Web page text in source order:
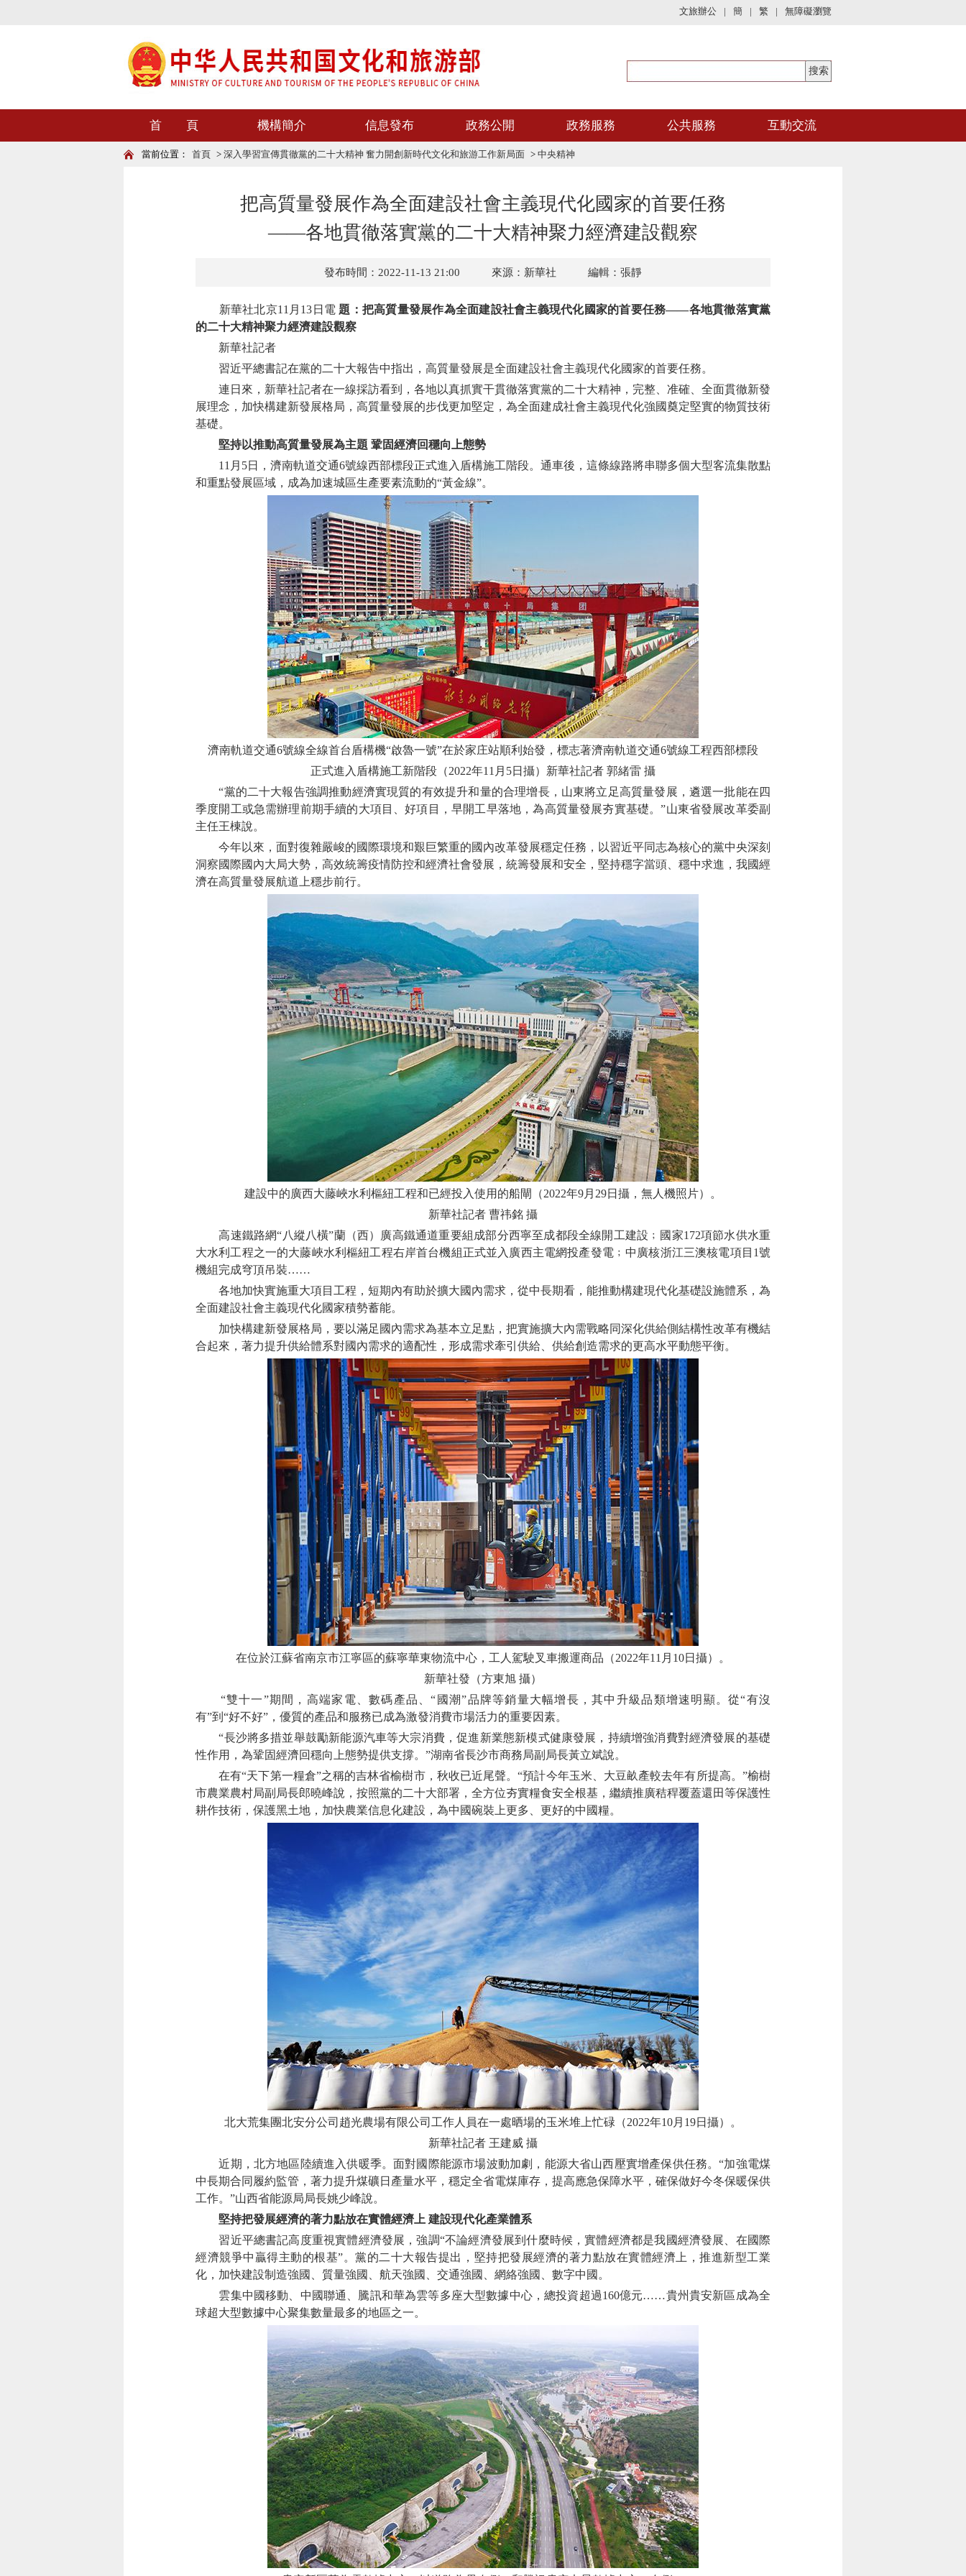
文旅辦公 | 簡 | 繁 | 無障礙瀏覽
首 頁 機構簡介 信息發布 政務公開 政務服務 公共服務 互動交流
當前位置： 首頁 > 深入學習宣傳貫徹黨的二十大精神 奮力開創新時代文化和旅游工作新局面 > 中央精神
把高質量發展作為全面建設社會主義現代化國家的首要任務
——各地貫徹落實黨的二十大精神聚力經濟建設觀察
發布時間：2022-11-13 21:00 來源：新華社 編輯：張靜
新華社北京11月13日電 題：把高質量發展作為全面建設社會主義現代化國家的首要任務——各地貫徹落實黨
的二十大精神聚力經濟建設觀察
新華社記者
習近平總書記在黨的二十大報告中指出，高質量發展是全面建設社會主義現代化國家的首要任務。
連日來，新華社記者在一線採訪看到，各地以真抓實干貫徹落實黨的二十大精神，完整、准確、全面貫徹新發
展理念，加快構建新發展格局，高質量發展的步伐更加堅定，為全面建成社會主義現代化強國奠定堅實的物質技術
基礎。
堅持以推動高質量發展為主題 鞏固經濟回穩向上態勢
11月5日，濟南軌道交通6號線西部標段正式進入盾構施工階段。通車後，這條線路將串聯多個大型客流集散點
和重點發展區域，成為加速城區生產要素流動的“黃金線”。
濟南軌道交通6號線全線首台盾構機“啟魯一號”在於家庄站順利始發，標志著濟南軌道交通6號線工程西部標段
正式進入盾構施工新階段（2022年11月5日攝）新華社記者 郭緒雷 攝
“黨的二十大報告強調推動經濟實現質的有效提升和量的合理增長，山東將立足高質量發展，遴選一批能在四
季度開工或急需辦理前期手續的大項目、好項目，早開工早落地，為高質量發展夯實基礎。”山東省發展改革委副
主任王棟說。
今年以來，面對復雜嚴峻的國際環境和艱巨繁重的國內改革發展穩定任務，以習近平同志為核心的黨中央深刻
洞察國際國內大局大勢，高效統籌疫情防控和經濟社會發展，統籌發展和安全，堅持穩字當頭、穩中求進，我國經
濟在高質量發展航道上穩步前行。
建設中的廣西大藤峽水利樞紐工程和已經投入使用的船閘（2022年9月29日攝，無人機照片）。
新華社記者 曹祎銘 攝
高速鐵路網“八縱八橫”蘭（西）廣高鐵通道重要組成部分西寧至成都段全線開工建設﹔國家172項節水供水重
大水利工程之一的大藤峽水利樞紐工程右岸首台機組正式並入廣西主電網投產發電﹔中廣核浙江三澳核電項目1號
機組完成穹頂吊裝……
各地加快實施重大項目工程，短期內有助於擴大國內需求，從中長期看，能推動構建現代化基礎設施體系，為
全面建設社會主義現代化國家積勢蓄能。
加快構建新發展格局，要以滿足國內需求為基本立足點，把實施擴大內需戰略同深化供給側結構性改革有機結
合起來，著力提升供給體系對國內需求的適配性，形成需求牽引供給、供給創造需求的更高水平動態平衡。
在位於江蘇省南京市江寧區的蘇寧華東物流中心，工人駕駛叉車搬運商品（2022年11月10日攝）。
新華社發（方東旭 攝）
“雙十一”期間，高端家電、數碼產品、“國潮”品牌等銷量大幅增長，其中升級品類增速明顯。從“有沒
有”到“好不好”，優質的產品和服務已成為激發消費市場活力的重要因素。
“長沙將多措並舉鼓勵新能源汽車等大宗消費，促進新業態新模式健康發展，持續增強消費對經濟發展的基礎
性作用，為鞏固經濟回穩向上態勢提供支撐。”湖南省長沙市商務局副局長黃立斌說。
在有“天下第一糧倉”之稱的吉林省榆樹市，秋收已近尾聲。“預計今年玉米、大豆畝產較去年有所提高。”榆樹
市農業農村局副局長郎曉峰說，按照黨的二十大部署，全方位夯實糧食安全根基，繼續推廣秸稈覆蓋還田等保護性
耕作技術，保護黑土地，加快農業信息化建設，為中國碗裝上更多、更好的中國糧。
北大荒集團北安分公司趙光農場有限公司工作人員在一處晒場的玉米堆上忙碌（2022年10月19日攝）。
新華社記者 王建威 攝
近期，北方地區陸續進入供暖季。面對國際能源市場波動加劇，能源大省山西壓實增產保供任務。“加強電煤
中長期合同履約監管，著力提升煤礦日產量水平，穩定全省電煤庫存，提高應急保障水平，確保做好今冬保暖保供
工作。”山西省能源局局長姚少峰說。
堅持把發展經濟的著力點放在實體經濟上 建設現代化產業體系
習近平總書記高度重視實體經濟發展，強調“不論經濟發展到什麼時候，實體經濟都是我國經濟發展、在國際
經濟競爭中贏得主動的根基”。黨的二十大報告提出，堅持把發展經濟的著力點放在實體經濟上，推進新型工業
化，加快建設制造強國、質量強國、航天強國、交通強國、網絡強國、數字中國。
雲集中國移動、中國聯通、騰訊和華為雲等多座大型數據中心，總投資超過160億元……貴州貴安新區成為全
球超大型數據中心聚集數量最多的地區之一。